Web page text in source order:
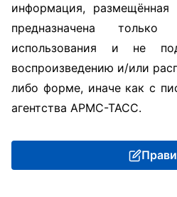
информация,
предназначена только
использования и не
воспроизведению и/или
либо форме, иначе как с
агентства АРМС-ТАСС.